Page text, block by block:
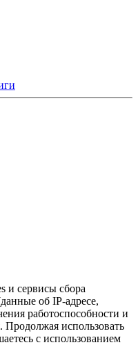
и сервисы сбора
об IP-адресе,
работоспособности и
Продолжая использовать
с использованием